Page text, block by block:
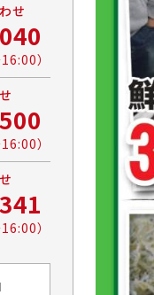
せ
）
）
）